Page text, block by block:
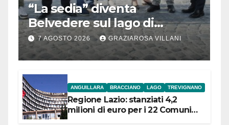
“La sedia” diventa
Belvedere sul lago di
Bracciano: ieri
l’inaugurazione
7 AGOSTO 2026 GRAZIAROSA VILLANI
ANGUILLARA BRACCIANO LAGO TREVIGNANO
Regione Lazio: stanziati 4,2
milioni di euro per i 22 Comuni